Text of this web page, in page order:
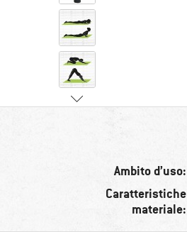
Ambito d’uso:
Caratteristiche
materiale: